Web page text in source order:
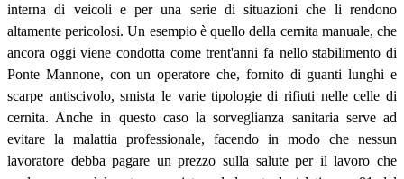
interna di veicoli e per una serie di situazioni che li rendono
altamente pericolosi. Un esempio è quello della cernita manuale, che
ancora oggi viene condotta come trent'anni fa nello stabilimento di
Ponte Mannone, con un operatore che, fornito di guanti lunghi e
scarpe antiscivolo, smista le varie tipologie di rifiuti nelle celle di
cernita. Anche in questo caso la sorveglianza sanitaria serve ad
evitare la malattia professionale, facendo in modo che nessun
lavoratore debba pagare un prezzo sulla salute per il lavoro che